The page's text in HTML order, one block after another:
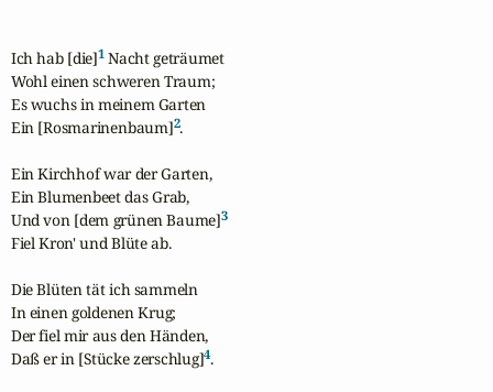
Ich hab [die]1 Nacht geträumet
Wohl einen schweren Traum;
Es wuchs in meinem Garten
Ein [Rosmarinenbaum]2.
Ein Kirchhof war der Garten,
Ein Blumenbeet das Grab,
Und von [dem grünen Baume]3
Fiel Kron' und Blüte ab.
Die Blüten tät ich sammeln
In einen goldenen Krug;
Der fiel mir aus den Händen,
Daß er in [Stücke zerschlug]4.